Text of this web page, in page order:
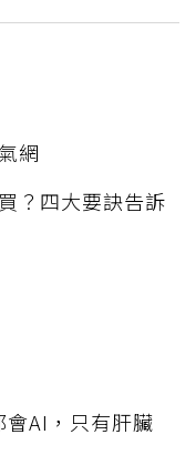
網
？四大要訣告訴
AI，只有肝臟